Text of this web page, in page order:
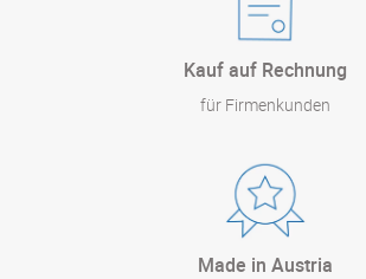
Kauf auf Rechnung
für Firmenkunden
Made in Austria